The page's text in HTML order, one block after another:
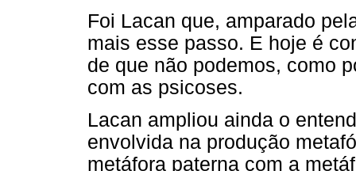
Foi Lacan que, amparado
mais esse passo. E hoje é
de que não podemos, como
com as psicoses.
Lacan ampliou ainda o
envolvida na produção
metáfora paterna com a